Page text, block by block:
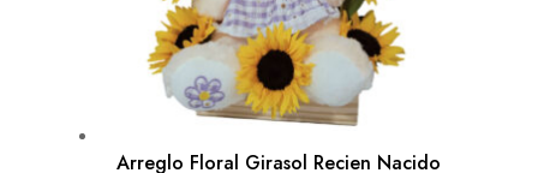
Arreglo Floral Girasol Recien Nacido